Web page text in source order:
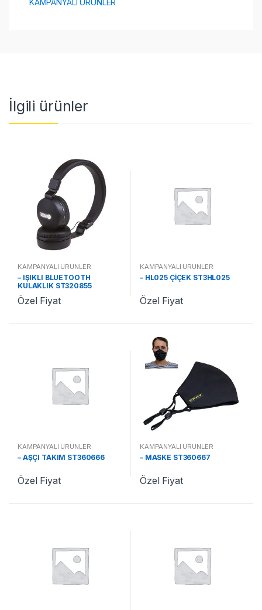
KAMPANYALI ÜRÜNLER
İlgili ürünler
KAMPANYALI ÜRÜNLER
– IŞIKLI BLUETOOTH
KULAKLIK ST320855
Özel Fiyat
KAMPANYALI ÜRÜNLER
– HL025 ÇİÇEK ST3HL025
Özel Fiyat
KAMPANYALI ÜRÜNLER
– AŞÇI TAKIM ST360666
Özel Fiyat
KAMPANYALI ÜRÜNLER
– MASKE ST360667
Özel Fiyat